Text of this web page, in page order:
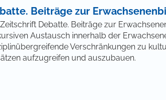
Beiträge zur
Debatte. Beiträge zur
Austausch innerhalb der
Verschränkungen zu
aufzugreifen und auszubauen.